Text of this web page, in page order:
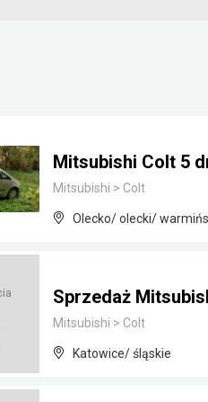
Mitsubishi Colt 5
Mitsubishi > Colt
Olecko/ olecki/
Sprzedaż
Mitsubishi > Colt
Katowice/ śląskie